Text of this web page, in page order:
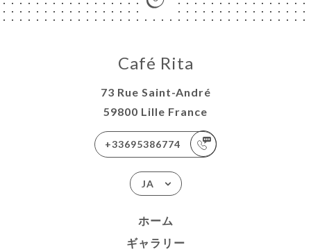
Café Rita
73 Rue Saint-André
59800 Lille France
+33695386774
JA
ホーム
ギャラリー